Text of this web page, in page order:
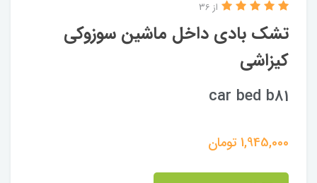
تشک بادی داخل ماشین سوزوکی
کیزاشی
از 36
car bed b81
1,945,000تومان